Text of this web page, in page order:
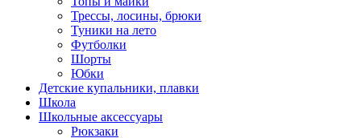
Трессы, лосины, брюки
Туники на лето
Футболки
Шорты
Юбки
Детские купальники, плавки
Школа
Школьные аксессуары
Рюкзаки